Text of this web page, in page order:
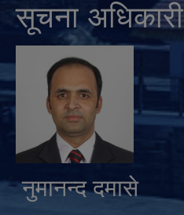
सूचना अधिकारी
नुमानन्द दमासे